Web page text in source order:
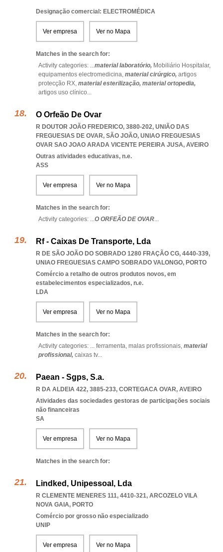
Designação comercial: ELECTROMÉDICA
Ver empresa Ver no Mapa
Matches in the search for:
Activity categories: ...material laboratório, Mobiliário Hospitalar,
equipamentos electromedicina, material cirúrgico, artigos
protecção RX, material esterilização, material ortopedia,
artigos uso clínico...
O Orfeão De Ovar
R DOUTOR JOÃO FREDERICO, 3880-202, UNIÃO DAS
FREGUESIAS DE OVAR, SÃO JOÃO, UNIAO FREGUESIAS
OVAR SAO JOAO ARADA VICENTE PEREIRA JUSA, AVEIRO
Outras atividades educativas, n.e.
ASS
Ver empresa Ver no Mapa
Matches in the search for:
Activity categories: ...O ORFEÃO DE OVAR...
Rf - Caixas De Transporte, Lda
R DE SÃO JOÃO DO SOBRADO 1280 FRAÇÃO CG, 4440-339,
UNIAO FREGUESIAS CAMPO SOBRADO VALONGO, PORTO
Comércio a retalho de outros produtos novos, em
estabelecimentos especializados, n.e.
LDA
Ver empresa Ver no Mapa
Matches in the search for:
Activity categories: ... ferramenta, malas profissionais, material
profissional, caixas tv...
Paean - Sgps, S.a.
R DA ALDEIA 422, 3885-233, CORTEGACA OVAR, AVEIRO
Atividades das sociedades gestoras de participações sociais
não financeiras
SA
Ver empresa Ver no Mapa
Matches in the search for:
Lindked, Unipessoal, Lda
R CLEMENTE MENERES 111, 4410-321, ARCOZELO VILA
NOVA GAIA, PORTO
Comércio por grosso não especializado
UNIP
Ver empresa Ver no Mapa